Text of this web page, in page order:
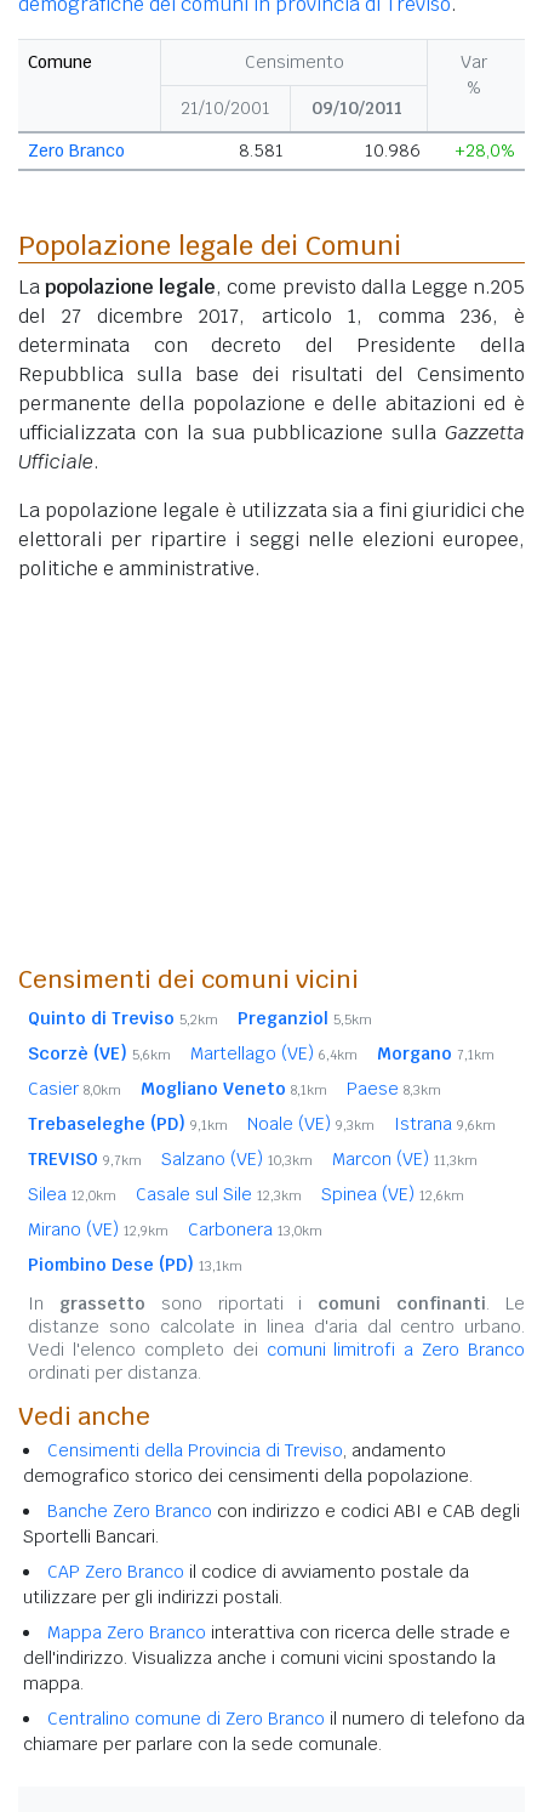
Comune Censimento
Var
%
21/10/2001
09/10/2011
Zero Branco
8.581 10.986 +28,0%
Popolazione legale dei Comuni
Lapopolazione legale, come previsto dalla Legge n.205
del 27 dicembre 2017, articolo 1, comma 236, è
determinata con decreto del Presidente della
Repubblica sulla base dei risultati del Censimento
permanente della popolazione e delle abitazioni ed è
ufficializzata con la sua pubblicazione sulla Gazzetta
Ufficiale.
La popolazione legale è utilizzata sia a fini giuridici che
elettorali per ripartire i seggi nelle elezioni europee,
politiche e amministrative.
Censimenti dei comuni vicini
Quinto di Treviso 5,2km Preganziol 5,5km
Scorzè (VE) 5,6km Martellago (VE) 6,4km Morgano 7,1km
Casier 8,0km Mogliano Veneto 8,1km Paese 8,3km
Trebaseleghe (PD) 9,1km Noale (VE) 9,3km Istrana 9,6km
TREVISO 9,7km Salzano (VE) 10,3km Marcon (VE) 11,3km
Silea 12,0km Casale sul Sile 12,3km Spinea (VE) 12,6km
Mirano (VE) 12,9km Carbonera 13,0km
Piombino Dese (PD) 13,1km
In grassetto sono riportati i comuni confinanti. Le
distanze sono calcolate in linea d'aria dal centro urbano.
Vedi l'elenco completo dei comuni limitrofi a Zero Branco
ordinati per distanza.
Vedi anche
Censimenti della Provincia di Treviso, andamento
demografico storico dei censimenti della popolazione.
Banche Zero Branco con indirizzo e codici ABI e CAB degli
Sportelli Bancari.
CAP Zero Branco il codice di avviamento postale da
utilizzare per gli indirizzi postali.
Mappa Zero Branco interattiva con ricerca delle strade e
dell'indirizzo. Visualizza anche i comuni vicini spostando la
mappa.
Centralino comune di Zero Branco il numero di telefono da
chiamare per parlare con la sede comunale.